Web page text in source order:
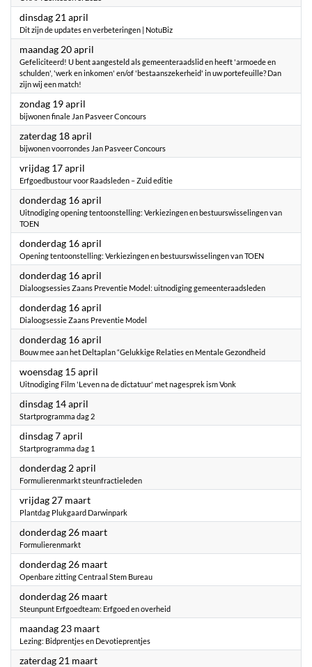
dinsdag 21 april
Dit zijn de updates en verbeteringen | NotuBiz
maandag 20 april
Gefeliciteerd! U bent aangesteld als gemeenteraadslid en heeft 'armoede en
schulden', 'werk en inkomen' en/of 'bestaanszekerheid' in uw portefeuille? Dan
zijn wij een match!
zondag 19 april
bijwonen finale Jan Pasveer Concours
zaterdag 18 april
bijwonen voorrondes Jan Pasveer Concours
vrijdag 17 april
Erfgoedbustour voor Raadsleden – Zuid editie
donderdag 16 april
Uitnodiging opening tentoonstelling: Verkiezingen en bestuurswisselingen van
TOEN
donderdag 16 april
Opening tentoonstelling: Verkiezingen en bestuurswisselingen van TOEN
donderdag 16 april
Dialoogsessies Zaans Preventie Model: uitnodiging gemeenteraadsleden
donderdag 16 april
Dialoogsessie Zaans Preventie Model
donderdag 16 april
Bouw mee aan het Deltaplan “Gelukkige Relaties en Mentale Gezondheid
woensdag 15 april
Uitnodiging Film 'Leven na de dictatuur' met nagesprek ism Vonk
dinsdag 14 april
Startprogramma dag 2
dinsdag 7 april
Startprogramma dag 1
donderdag 2 april
Formulierenmarkt steunfractieleden
vrijdag 27 maart2026
Plantdag Plukgaard Darwinpark
donderdag 26 maart2026
Formulierenmarkt
donderdag 26 maart2026
Openbare zitting Centraal Stem Bureau
donderdag 26 maart2026
Steunpunt Erfgoedteam: Erfgoed en overheid
maandag 23 maart2026
Lezing: Bidprentjes en Devotieprentjes
zaterdag 21 maart2026